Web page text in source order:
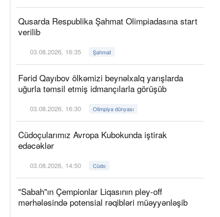
Qusarda Respublika Şahmat Olimpiadasına start
verilib
03.08.2026, 16:35 Şahmat
Fərid Qayıbov ölkəmizi beynəlxalq yarışlarda
uğurla təmsil etmiş idmançılarla görüşüb
03.08.2026, 16:30 Olimpiya dünyası
Cüdoçularımız Avropa Kubokunda iştirak
edəcəklər
03.08.2026, 14:50 Cüdo
"Sabah"ın Çempionlar Liqasının pley-off
mərhələsində potensial rəqibləri müəyyənləşib